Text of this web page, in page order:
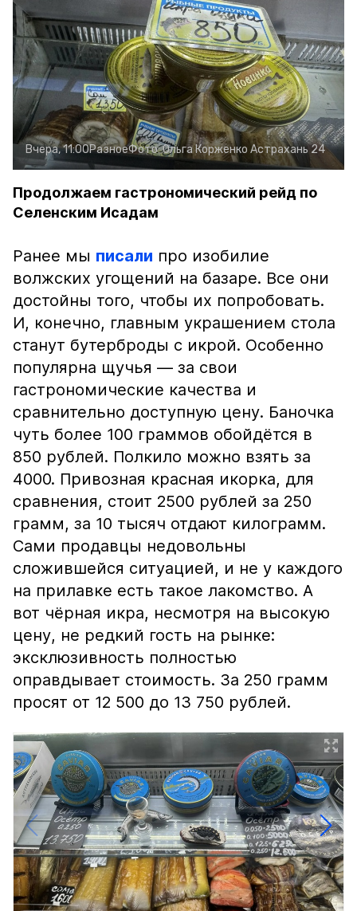
Вчера, 11:00РазноеФото:Ольга Корженко Астрахань 24
Продолжаем гастрономический рейд по
Селенским Исадам
Ранее мы писали про изобилие
волжских угощений на базаре. Все они
достойны того, чтобы их попробовать.
И, конечно, главным украшением стола
станут бутерброды с икрой. Особенно
популярна щучья — за свои
гастрономические качества и
сравнительно доступную цену. Баночка
чуть более 100 граммов обойдётся в
850 рублей. Полкило можно взять за
4000. Привозная красная икорка, для
сравнения, стоит 2500 рублей за 250
грамм, за 10 тысяч отдают килограмм.
Сами продавцы недовольны
сложившейся ситуацией, и не у каждого
на прилавке есть такое лакомство. А
вот чёрная икра, несмотря на высокую
цену, не редкий гость на рынке:
эксклюзивность полностью
оправдывает стоимость. За 250 грамм
просят от 12 500 до 13 750 рублей.